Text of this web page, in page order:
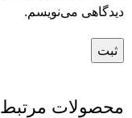
دیدگاهی می‌نویسم.
محصولات مرتبط